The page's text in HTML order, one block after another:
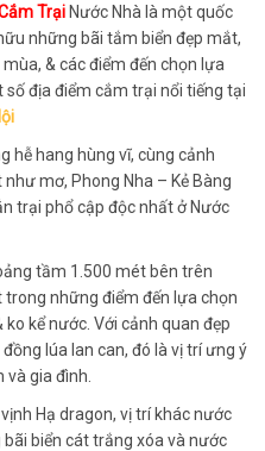
Trại Nước Nhà là một quốc
những bãi tắm biển đẹp mắt,
& các điểm đến chọn lựa
địa điểm cắm trại nổi tiếng tại
hễ hang hùng vĩ, cùng cảnh
mơ, Phong Nha – Kẻ Bàng
trại phổ cập độc nhất ở Nước
tầm 1.500 mét bên trên
những điểm đến lựa chọn
kể nước. Với cảnh quan đẹp
lúa lan can, đó là vị trí ưng ý
gia đình.
Hạ dragon, vị trí khác nước
biển cát trắng xóa và nước